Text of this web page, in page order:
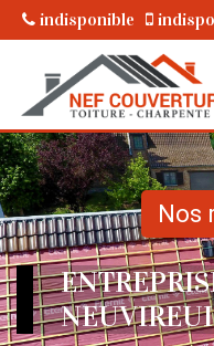
indisponible
Nos